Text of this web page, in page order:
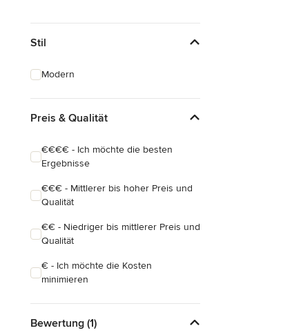
Gäste-WC Renovierung
Alle anzeigen
Stil
Modern
Preis & Qualität
€€€€ - Ich möchte die besten
Ergebnisse
€€€ - Mittlerer bis hoher Preis und
Qualität
€€ - Niedriger bis mittlerer Preis und
Qualität
€ - Ich möchte die Kosten
minimieren
Bewertung (1)